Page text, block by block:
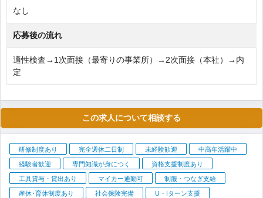
なし
応募後の流れ
適性検査→1次面接（最寄りの事業所）→2次面接（本社）→内
定
この求人について相談する
研修制度あり 完全週休二日制 未経験歓迎 中高年活躍中
経験者歓迎 専門知識が身につく 資格支援制度あり
工具貸与・貸出あり マイカー通勤可 制服・つなぎ支給
産休･育休制度あり 社会保険完備 U・Iターン支援